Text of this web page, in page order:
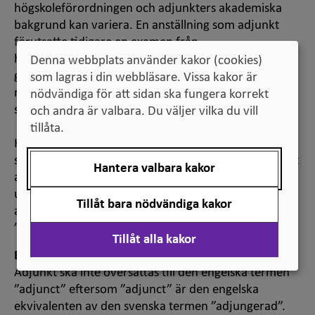
högskoleförordningen och adjunkters akademiska
bakgrund kan variera. En anställning som adjunkt
förutsatte tidigare en examen från
högskoleutbildning eller motsvarande kompetens,
genomgången högskolepedagogisk utbildning eller
motsvarande kunskaper förvärvade på annat sätt
samt pedagogisk skicklighet.
Kortformen ”adjunkt” kan användas när
sammanhanget är klart, det vill säga när det är tydligt
att det rör sig om en adjunkt verksam vid ett
universitet eller en högskola. Annars bör man
använda termerna ”universitetsadjunkt” eller
”högskoleadjunkt”.
Ekvivalensanmärkning
Adjunkt ska inte översättas till den engelska termen
”adjunct” eftersom ”adjunct” är den engelska
ekvivalenten av den svenska termen ”adjungerad”.
Denna webbplats använder kakor (cookies)
som lagras i din webbläsare. Vissa kakor är
nödvändiga för att sidan ska fungera korrekt
och andra är valbara. Du väljer vilka du vill
tillåta.
Hantera valbara kakor
Tillåt bara nödvändiga kakor
Tillåt alla kakor